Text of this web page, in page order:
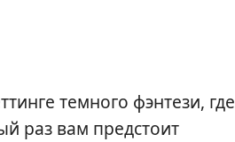
темного фэнтези, где
раз вам предстоит